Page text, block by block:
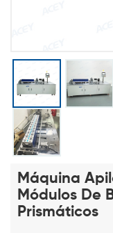
Máquina
Módulos De
Prismáticos